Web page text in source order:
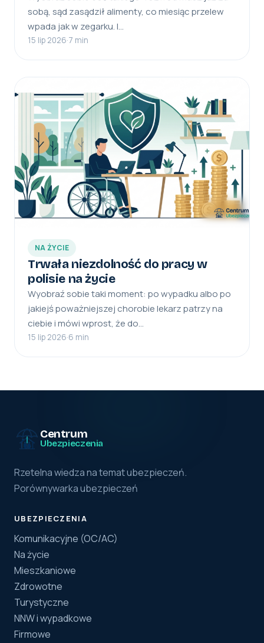
sobą, sąd zasądził alimenty, co miesiąc przelew
wpada jak w zegarku. I…
15 lip 2026·7 min
NA ŻYCIE
Trwała niezdolność do pracy w
polisie na życie
Wyobraź sobie taki moment: po wypadku albo po
jakiejś poważniejszej chorobie lekarz patrzy na
ciebie i mówi wprost, że do…
15 lip 2026·6 min
Centrum
Ubezpieczenia
Rzetelna wiedza na temat ubezpieczeń.
Porównywarka ubezpieczeń
UBEZPIECZENIA
Komunikacyjne (OC/AC)
Na życie
Mieszkaniowe
Zdrowotne
Turystyczne
NNW i wypadkowe
Firmowe